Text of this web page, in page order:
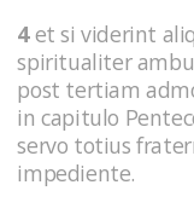
4et si viderint
spiritualiter
post tertiam
in capitulo
servo totius
impediente.